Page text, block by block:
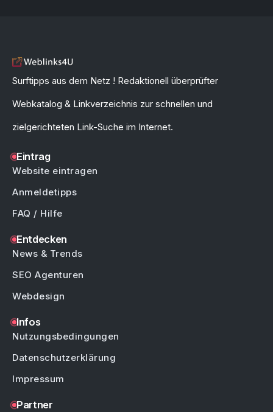
Surftipps aus dem Netz ! Redaktionell überprüfter
Webkatalog & Linkverzeichnis zur schnellen und
zielgerichteten Link-Suche im Internet.
Eintrag
Website eintragen
Anmeldetipps
FAQ / Hilfe
Entdecken
News & Trends
SEO Agenturen
Webdesign
Infos
Nutzungsbedingungen
Datenschutzerklärung
Impressum
Partner